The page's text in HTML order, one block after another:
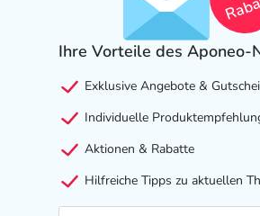
Ihre Vorteile des Aponeo-
Exklusive Angebote &
Individuelle
Aktionen & Rabatte
Hilfreiche Tipps zu aktuellen